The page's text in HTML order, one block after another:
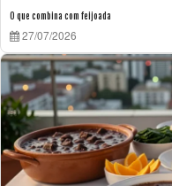
O que combina com feijoada
27/07/2026